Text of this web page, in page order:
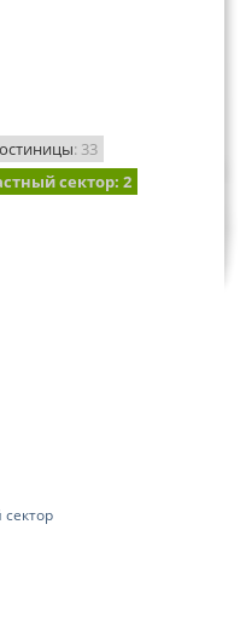
: 33
сектор: 2
сектор